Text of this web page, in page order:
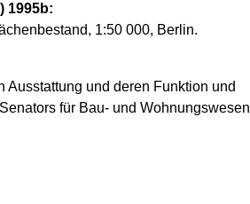
1995b:
1:50 000, Berlin.
und deren Funktion und
für Bau- und Wohnungswesen